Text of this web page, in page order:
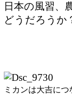
日本の風習、
どうだろうか
ミカンは大吉に